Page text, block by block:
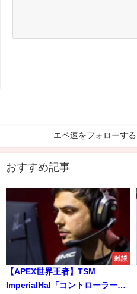
エペ速をフォローする
おすすめ記事
雑談
【APEX世界王者】TSM
ImperialHal「コントローラーに